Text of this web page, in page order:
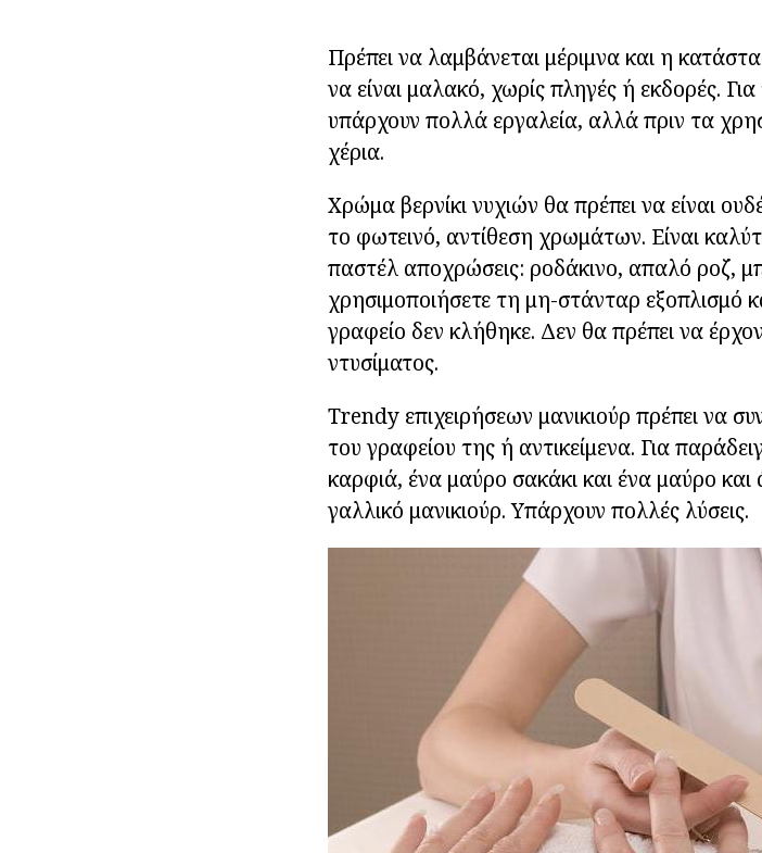
Πρέπει να λαμβάνεται μέριμνα και η
να είναι μαλακό, χωρίς πληγές ή εκδορές.
υπάρχουν πολλά εργαλεία, αλλά πριν τα
χέρια.
Χρώμα βερνίκι νυχιών θα πρέπει να είναι
το φωτεινό, αντίθεση χρωμάτων. Είναι
παστέλ αποχρώσεις: ροδάκινο, απαλό ροζ,
χρησιμοποιήσετε τη μη-στάνταρ εξοπλισμό
γραφείο δεν κλήθηκε. Δεν θα πρέπει να
ντυσίματος.
Trendy επιχειρήσεων μανικιούρ πρέπει να
του γραφείου της ή αντικείμενα. Για
καρφιά, ένα μαύρο σακάκι και ένα μαύρο
γαλλικό μανικιούρ. Υπάρχουν πολλές λύσεις.